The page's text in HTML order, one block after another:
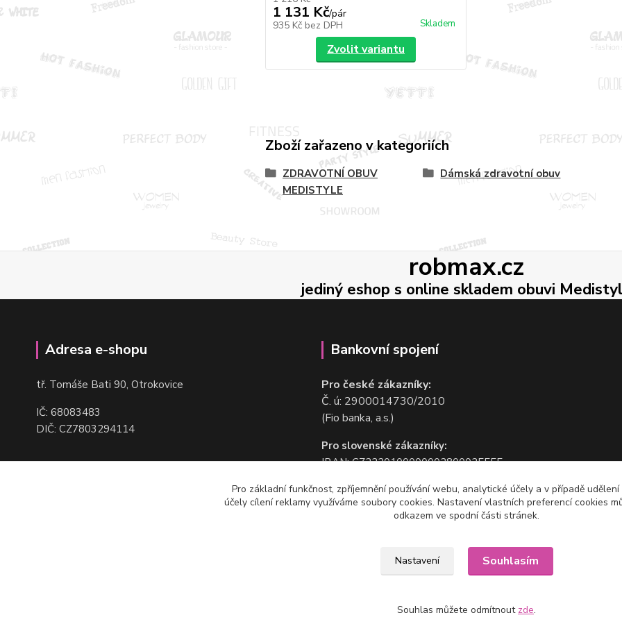
1 131 Kč/pár
935 Kč bez DPH Skladem
Zvolit variantu
Zboží zařazeno v kategoriích
ZDRAVOTNÍ OBUV
MEDISTYLE
Dámská zdravotní obuv
robmax.cz
jediný eshop s online skladem obuvi
Adresa e-shopu
tř. Tomáše Bati 90, Otrokovice
IČ: 68083483
DIČ: CZ7803294114
Bankovní spojení
Pro české zákazníky:
Č. ú: 2900014730/2010
(Fio banka, a.s.)
Pro slovenské zákazníky:
IBAN: CZ2220100000002800025555
(Fio banka, a.s.)
Pro základní funkčnost, zpříjemnění používání webu, analytické účely a v případě
účely cílení reklamy využíváme soubory cookies. Nastavení vlastních preferencí cookies
odkazem ve spodní části stránek.
Nastavení Souhlasím
Souhlas můžete odmítnout zde.